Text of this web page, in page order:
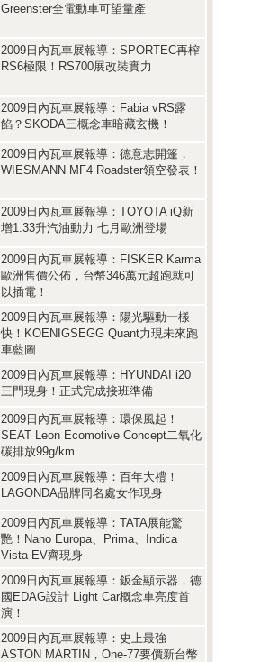
Greenster全電動車可望量產
2009日內瓦車展報導：SPORTEC再榨
RS6極限！RS700展改裝實力
2009日內瓦車展報導：Fabia vRS露
餡？SKODA三概念車暗藏玄機！
2009日內瓦車展報導：德意志開篷，
WIESMANN MF4 Roadster領空發表！
2009日內瓦車展報導：TOYOTA iQ新
增1.33升汽油動力 七月歐洲登場
2009日內瓦車展報導：FISKER Karma
歐洲售價公佈，台幣346萬元超跑就可
以插電！
2009日內瓦車展報導：陽光驅動一樣
快！KOENIGSEGG Quant力現未來跑
車藍圖
2009日內瓦車展報導：HYUNDAI i20
三門現身！正式完成接班準備
2009日內瓦車展報導：環保風起！
SEAT Leon Ecomotive Concept二氧化
碳排放99g/km
2009日內瓦車展報導：百年大禮！
LAGONDA品牌同名處女作現身
2009日內瓦車展報導：TATA展能驚
艷！Nano Europa、Prima、Indica
Vista EV齊現身
2009日內瓦車展報導：鈑金顯示器，德
國EDAG設計 Light Car概念車亮度首
演！
2009日內瓦車展報導：史上最強
ASTON MARTIN，One-77要價新台幣